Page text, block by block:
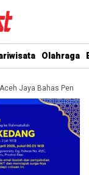
Olahraga
Bahas Penguatan